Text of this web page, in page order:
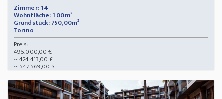
Zimmer: 14
Wohnfläche: 1,00m²
Grundstück: 750,00m²
Torino
Preis:
495.000,00 €
~ 424.413,00 £
~ 547.569,00 $